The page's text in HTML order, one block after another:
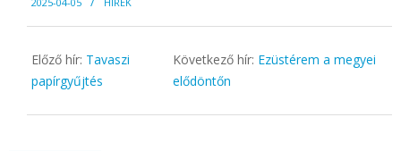
04-
05
Előző hír: Tavaszi
papírgyűjtés
Következő hír: Ezüstérem a megyei
elődöntőn